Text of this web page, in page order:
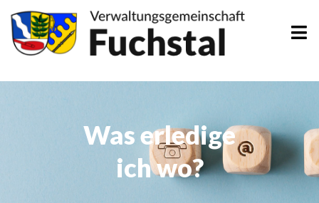
Zum
Inhalt
springen
Was erledige
ich wo?